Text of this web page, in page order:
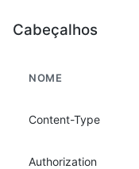
Cabeçalhos
NOME
Content-Type
Authorization